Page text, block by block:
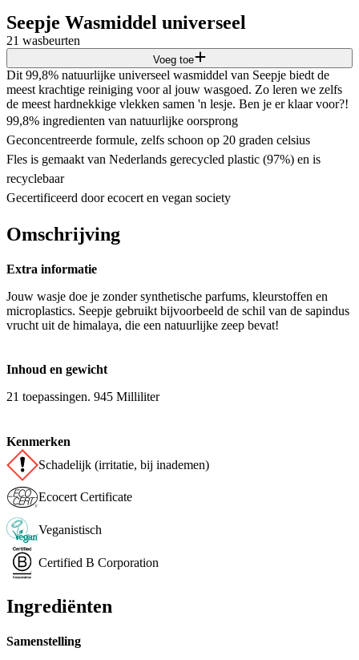
Seepje Wasmiddel universeel
21 wasbeurten
Voeg toe
Dit 99,8% natuurlijke universeel wasmiddel van Seepje biedt de
meest krachtige reiniging voor al jouw wasgoed. Zo leren we zelfs
de meest hardnekkige vlekken samen 'n lesje. Ben je er klaar voor?!
99,8% ingredienten van natuurlijke oorsprong
Geconcentreerde formule, zelfs schoon op 20 graden celsius
Fles is gemaakt van Nederlands gerecycled plastic (97%) en is
recyclebaar
Gecertificeerd door ecocert en vegan society
Omschrijving
Extra informatie
Jouw wasje doe je zonder synthetische parfums, kleurstoffen en
microplastics. Seepje gebruikt bijvoorbeeld de schil van de sapindus
vrucht uit de himalaya, die een natuurlijke zeep bevat!
Inhoud en gewicht
21 toepassingen. 945 Milliliter
Kenmerken
Schadelijk (irritatie, bij inademen)
Ecocert Certificate
Veganistisch
Certified B Corporation
Ingrediënten
Samenstelling